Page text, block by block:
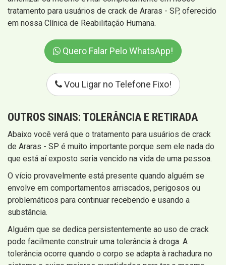
tratamento para usuários de crack de Araras - SP, oferecido
em nossa Clínica de Reabilitação Humana.
Quero Falar Pelo WhatsApp!
Vou Ligar no Telefone Fixo!
OUTROS SINAIS: TOLERÂNCIA E RETIRADA
Abaixo você verá que o tratamento para usuários de crack
de Araras - SP é muito importante porque sem ele nada do
que está aí exposto seria vencido na vida de uma pessoa.
O vício provavelmente está presente quando alguém se
envolve em comportamentos arriscados, perigosos ou
problemáticos para continuar recebendo e usando a
substância.
Alguém que se dedica persistentemente ao uso de crack
pode facilmente construir uma tolerância à droga. A
tolerância ocorre quando o corpo se adapta à rachadura no